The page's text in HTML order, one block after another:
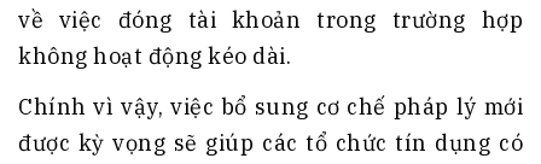
về việc đóng tài khoản trong trường hợp
không hoạt động kéo dài.
Chính vì vậy, việc bổ sung cơ chế pháp lý mới
được kỳ vọng sẽ giúp các tổ chức tín dụng có